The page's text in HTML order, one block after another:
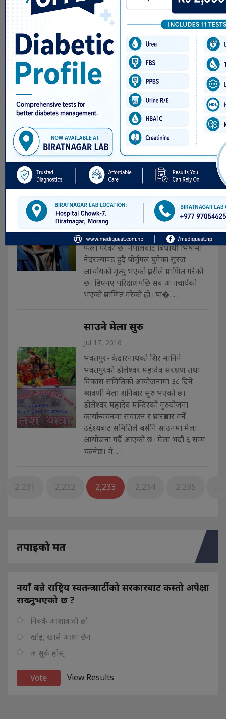
नेपालमा १९.२ प्रतिशत युवा पूर्ण
बेरोजगार
Jul 17, 2016
काठमाडौं–सरकारले एक वर्षअघि ‘राष्ट्रिय
युवा नीति–२०७२’ स्वीकृत गरी त्यसका
आधारमा युथ विभजन –२०२५ ल्याएपनि
कार्यन्वयनमा अझै आउन नसकेको कारण
देशमा हाल १९ प्रतिशत युवाहरु पूर्ण बेरोजगार
रहेका छन्। युवा तथा खेलकुद मन्त्रालयले
आयोजना गरेको छलफलमा उपसचिव महेन्द्र
पौडेलले नीतिमा युवाहरुलाई लक्षित गर�. . .
पोर्चुगलको समुन्द्रमा फेला पर्यो
नेपाली विद्यार्थीको सव
विराटनगर साउन २, गत मे महिनाको ११ गते
देखि सम्पर्कविहीन भएका एक नेपाली
युवाको सव पाेर्चुगुलको समुन्द्री किनारमा
फेला परेको छ। नेपालवाट बिधार्थी भिषामा
नेदरल्याण्ड हुदै पोर्चुगल पुगेका सुरज
आर्चायको मृत्यु भएको प्रहरीले प्रमाणित गरेको
छ। डिएनए परिक्षणपछि सव अाचार्यको
भएकाे प्रमाणित गरेकाे हाे। पा�. . .
साउने मेला सुरु
Jul 17, 2016
भक्तपुर- केदारनाथको शिर मानिने
भक्तपुरको डोलेश्वर महादेव संरक्षण तथा
विकास समितिको आयोजनामा ३८ दिने
श्रावणी मेला शनिबार सुरु भएको छ।
डोलेश्वर महादेव मन्दिरको गुरुयोजना
कार्यान्वयनमा सघाउन र प्रचारप्रसार गर्ने
उद्देश्यबाट समितिले बर्सेनि साउनमा मेला
आयोजना गर्दै आएको छ। मेला भदौ ६ सम्म
चल्नेछ। मे. . .
2,231 2,232 2,233 2,234 2,235 …
तपाइको मत
नयाँ बन्ने राष्ट्रिय स्वतन्त्र पार्टीको सरकारबाट कस्तो अपेक्षा
राख्नुभएको छ ?
निक्कै आशावादी छौ
खोइ, खासै आशा छैन
ज सुकै होस्
View Results